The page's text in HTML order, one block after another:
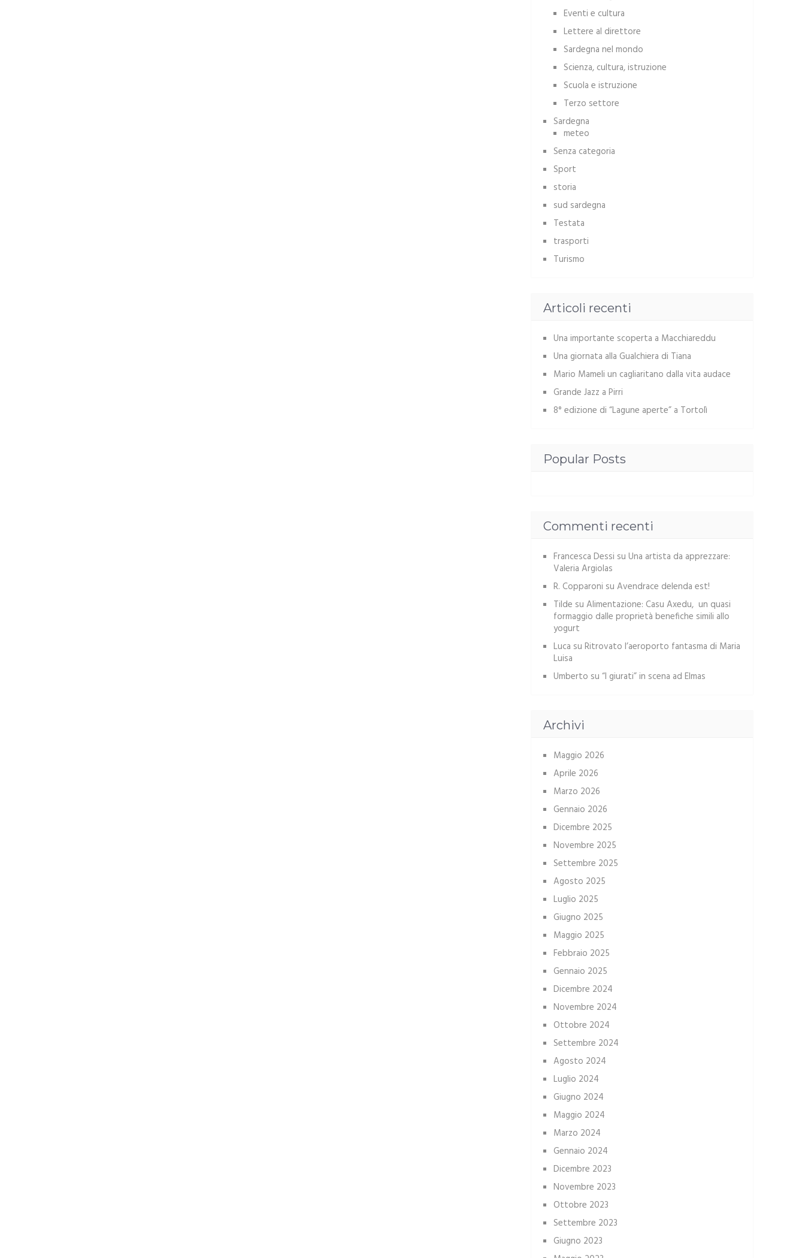
Eventi e cultura
Lettere al direttore
Sardegna nel mondo
Scienza, cultura, istruzione
Scuola e istruzione
Terzo settore
Sardegna
meteo
Senza categoria
Sport
storia
sud sardegna
Testata
trasporti
Turismo
Articoli recenti
Una importante scoperta a Macchiareddu
Una giornata alla Gualchiera di Tiana
Mario Mameli un cagliaritano dalla vita audace
Grande Jazz a Pirri
8° edizione di “Lagune aperte” a Tortolì
Popular Posts
Commenti recenti
Francesca Dessi su Una artista da apprezzare:
Valeria Argiolas
R. Copparoni su Avendrace delenda est!
Tilde su Alimentazione: Casu Axedu, un quasi
formaggio dalle proprietà benefiche simili allo
yogurt
Luca su Ritrovato l’aeroporto fantasma di Maria
Luisa
Umberto su “I giurati” in scena ad Elmas
Archivi
Maggio 2026
Aprile 2026
Marzo 2026
Gennaio 2026
Dicembre 2025
Novembre 2025
Settembre 2025
Agosto 2025
Luglio 2025
Giugno 2025
Maggio 2025
Febbraio 2025
Gennaio 2025
Dicembre 2024
Novembre 2024
Ottobre 2024
Settembre 2024
Agosto 2024
Luglio 2024
Giugno 2024
Maggio 2024
Marzo 2024
Gennaio 2024
Dicembre 2023
Novembre 2023
Ottobre 2023
Settembre 2023
Giugno 2023